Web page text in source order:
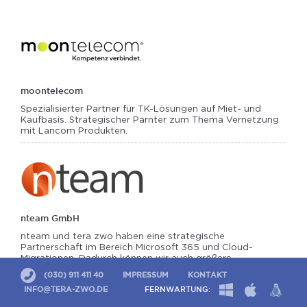
moontelecom
Spezialisierter Partner für TK-Lösungen auf Miet- und
Kaufbasis. Strategischer Parnter zum Thema Vernetzung
mit Lancom Produkten.
nteam GmbH
nteam und tera zwo haben eine strategische
Partnerschaft im Bereich Microsoft 365 und Cloud-
Migrationen. Dadurch können wir auch größere
Beratungs-, Schulungs- und Umsetzungsthemen rund um
das Thema modern workplace und Micrsoft 365 angehen
und Ressourcen dynamisch aufteilen. Unsere Bandbreite
(030) 911 411 40 IMPRESSUM KONTAKT
INFO@TERA-ZWO.DE FERNWARTUNG: